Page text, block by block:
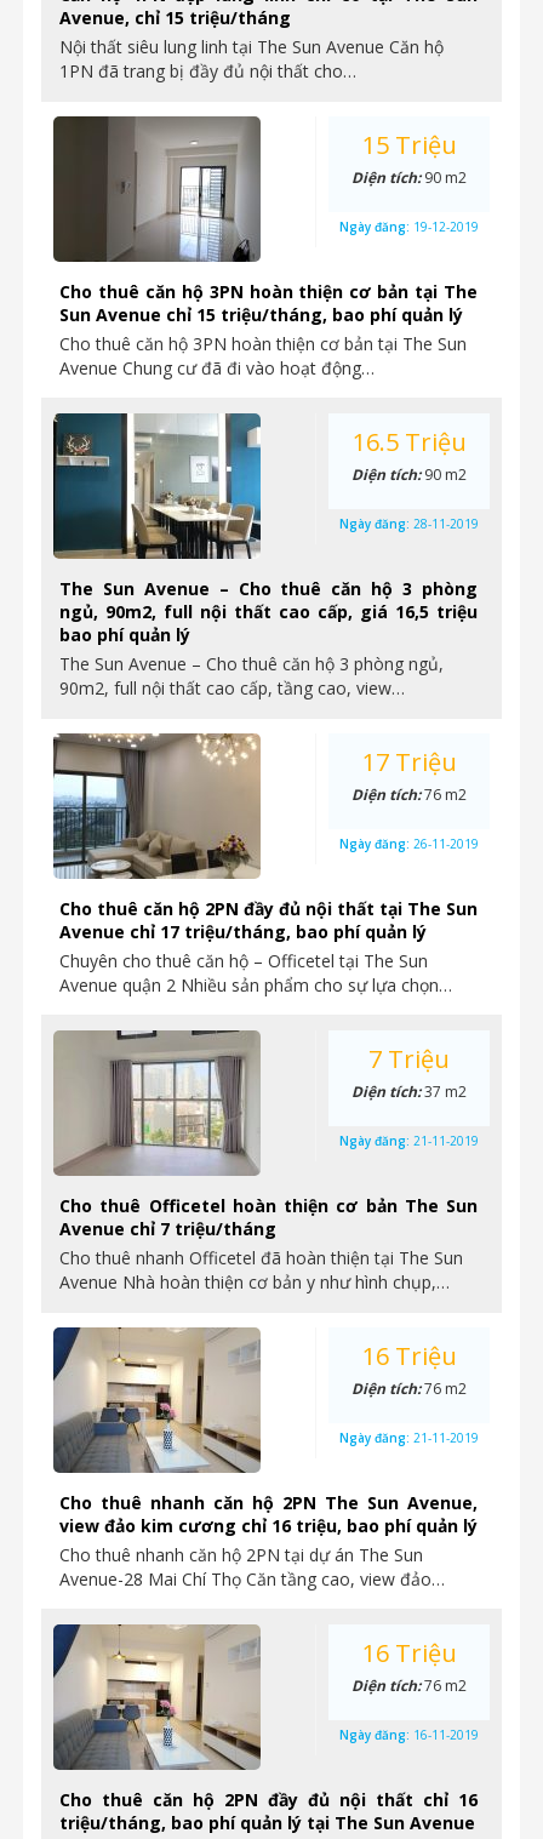
Avenue, chỉ 15 triệu/tháng
Nội thất siêu lung linh tại The Sun Avenue Căn hộ
1PN đã trang bị đầy đủ nội thất cho…
Cho thuê căn hộ 3PN hoàn thiện cơ bản tại The
Sun Avenue chỉ 15 triệu/tháng, bao phí quản lý
Cho thuê căn hộ 3PN hoàn thiện cơ bản tại The Sun
Avenue Chung cư đã đi vào hoạt động…
15 Triệu
Diện tích:90 m2
Ngày đăng: 19-12-2019
The Sun Avenue – Cho thuê căn hộ 3 phòng
ngủ, 90m2, full nội thất cao cấp, giá 16,5 triệu
bao phí quản lý
The Sun Avenue – Cho thuê căn hộ 3 phòng ngủ,
90m2, full nội thất cao cấp, tầng cao, view…
16.5 Triệu
Diện tích:90 m2
Ngày đăng: 28-11-2019
Cho thuê căn hộ 2PN đầy đủ nội thất tại The Sun
Avenue chỉ 17 triệu/tháng, bao phí quản lý
Chuyên cho thuê căn hộ – Officetel tại The Sun
Avenue quận 2 Nhiều sản phẩm cho sự lựa chọn…
17 Triệu
Diện tích:76 m2
Ngày đăng: 26-11-2019
Cho thuê Officetel hoàn thiện cơ bản The Sun
Avenue chỉ 7 triệu/tháng
Cho thuê nhanh Officetel đã hoàn thiện tại The Sun
Avenue Nhà hoàn thiện cơ bản y như hình chụp,…
7 Triệu
Diện tích:37 m2
Ngày đăng: 21-11-2019
Cho thuê nhanh căn hộ 2PN The Sun Avenue,
view đảo kim cương chỉ 16 triệu, bao phí quản lý
Cho thuê nhanh căn hộ 2PN tại dự án The Sun
Avenue-28 Mai Chí Thọ Căn tầng cao, view đảo…
16 Triệu
Diện tích:76 m2
Ngày đăng: 21-11-2019
Cho thuê căn hộ 2PN đầy đủ nội thất chỉ 16
triệu/tháng, bao phí quản lý tại The Sun Avenue
16 Triệu
Diện tích:76 m2
Ngày đăng: 16-11-2019